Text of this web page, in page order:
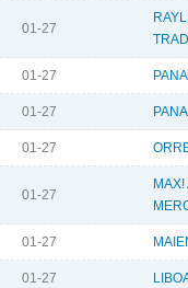
01-27
01-27
01-27
01-27
01-27
01-27
01-27